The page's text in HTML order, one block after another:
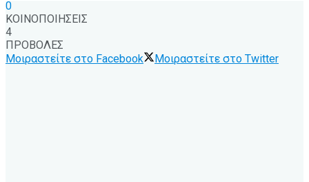
0
ΚΟΙΝΟΠΟΙΗΣΕΙΣ
4
ΠΡΟΒΟΛΕΣ
Μοιραστείτε στο Facebook
Μοιραστείτε στο Twitter